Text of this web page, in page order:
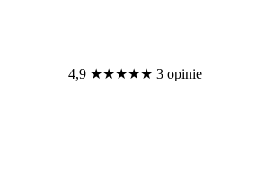
4,9 ★★★★★ 3 opinie